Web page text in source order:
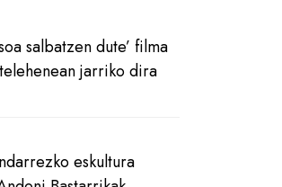
salbatzen dute’ filma
jarriko dira
eskultura